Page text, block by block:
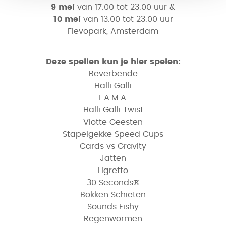
9 mei van 17.00 tot 23.00 uur &
10 mei van 13.00 tot 23.00 uur
Flevopark, Amsterdam
Deze spellen kun je hier spelen:
Beverbende
Halli Galli
L.A.M.A.
Halli Galli Twist
Vlotte Geesten
Stapelgekke Speed Cups
Cards vs Gravity
Jatten
Ligretto
30 Seconds®
Bokken Schieten
Sounds Fishy
Regenwormen